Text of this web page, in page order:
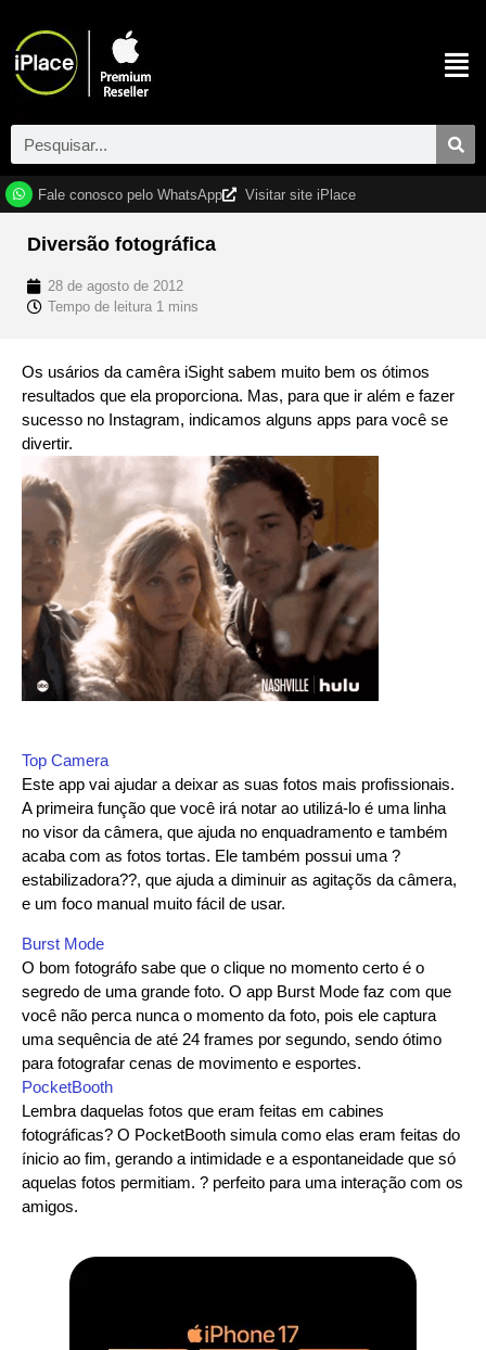
Fale conosco pelo WhatsApp Visitar site iPlace
Diversão fotográfica
28 de agosto de 2012
Os usários da camêra iSight sabem muito bem os ótimos
resultados que ela proporciona. Mas, para que ir além e fazer
sucesso no Instagram, indicamos alguns apps para você se
divertir.
Top Camera
Este app vai ajudar a deixar as suas fotos mais profissionais.
A primeira função que você irá notar ao utilizá-lo é uma linha
no visor da câmera, que ajuda no enquadramento e também
acaba com as fotos tortas. Ele também possui uma ?
estabilizadora??, que ajuda a diminuir as agitaçõs da câmera,
e um foco manual muito fácil de usar.
Burst Mode
O bom fotográfo sabe que o clique no momento certo é o
segredo de uma grande foto. O app Burst Mode faz com que
você não perca nunca o momento da foto, pois ele captura
uma sequência de até 24 frames por segundo, sendo ótimo
para fotografar cenas de movimento e esportes.
PocketBooth
Lembra daquelas fotos que eram feitas em cabines
fotográficas? O PocketBooth simula como elas eram feitas do
ínicio ao fim, gerando a intimidade e a espontaneidade que só
aquelas fotos permitiam. ? perfeito para uma interação com os
amigos.